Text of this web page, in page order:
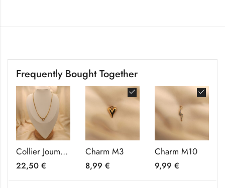
Frequently Bought Together
Collier Joumana
22,50 €
Charm M3
8,99 €
Charm M10
9,99 €